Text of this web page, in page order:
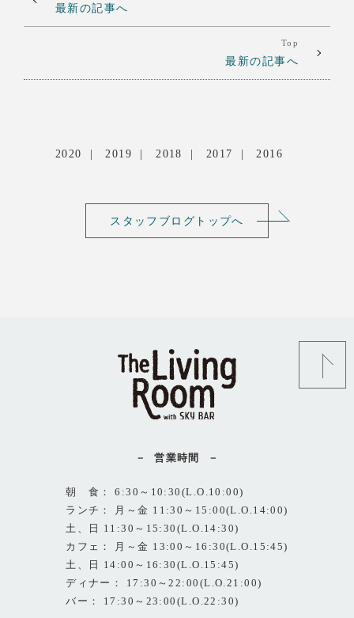
最新の記事へ
Top
最新の記事へ
2020 2019 2018 2017 2016
スタッフブログトップへ
営業時間
朝 食： 6:30～10:30(L.O.10:00)
ランチ： 月～金 11:30～15:00(L.O.14:00)
土、日 11:30～15:30(L.O.14:30)
カフェ： 月～金 13:00～16:30(L.O.15:45)
土、日 14:00～16:30(L.O.15:45)
ディナー： 17:30～22:00(L.O.21:00)
バー： 17:30～23:00(L.O.22:30)